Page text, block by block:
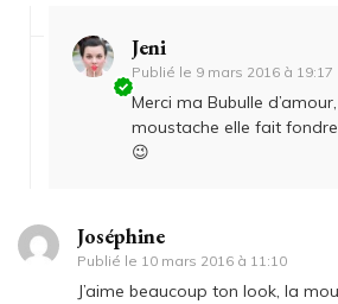
Jeni
Publié le 9 mars 2016 à 19:17
Merci ma Bubulle
moustache elle fait
😉
Joséphine
Publié le 10 mars 2016 à 11:10
J’aime beaucoup ton look, la